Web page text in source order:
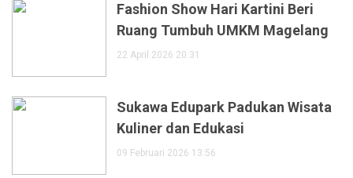
Fashion Show Hari Kartini Beri
Ruang Tumbuh UMKM Magelang
22 April 2026 20:31
Sukawa Edupark Padukan Wisata
Kuliner dan Edukasi
09 Februari 2026 13:56